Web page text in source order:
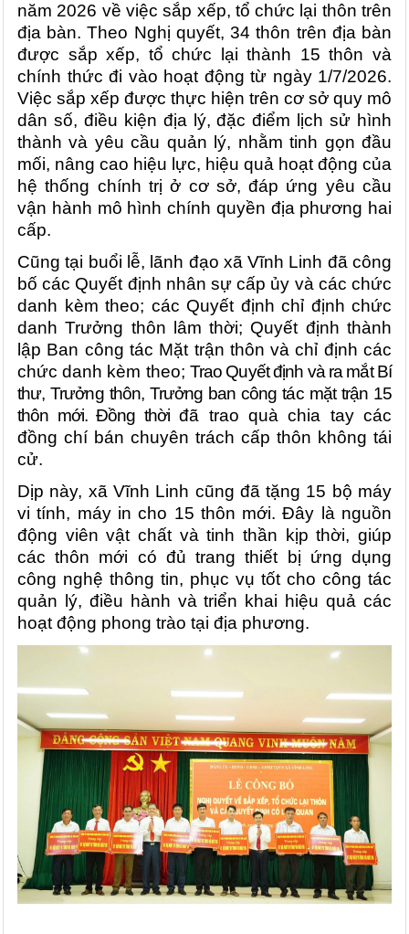
năm 2026 về việc sắp xếp, tổ chức lại thôn trên
địa bàn. Theo Nghị quyết, 34 thôn trên địa bàn
được sắp xếp, tổ chức lại thành 15 thôn và
chính thức đi vào hoạt động từ ngày 1/7/2026.
Việc sắp xếp được thực hiện trên cơ sở quy mô
dân số, điều kiện địa lý, đặc điểm lịch sử hình
thành và yêu cầu quản lý, nhằm tinh gọn đầu
mối, nâng cao hiệu lực, hiệu quả hoạt động của
hệ thống chính trị ở cơ sở, đáp ứng yêu cầu
vận hành mô hình chính quyền địa phương hai
cấp.
Cũng tại buổi lễ, lãnh đạo xã Vĩnh Linh đã công
bố các Quyết định nhân sự cấp ủy và các chức
danh kèm theo; các Quyết định chỉ định chức
danh Trưởng thôn lâm thời; Quyết định thành
lập Ban công tác Mặt trận thôn và chỉ định các
chức danh kèm theo; Trao Quyết định và ra mắt Bí
thư, Trưởng thôn, Trưởng ban công tác mặt trận 15
thôn mới. Đồng thời đã trao quà chia tay các
đồng chí bán chuyên trách cấp thôn không tái
cử.
Dịp này, xã Vĩnh Linh cũng đã tặng 15 bộ máy
vi tính, máy in cho 15 thôn mới. Đây là nguồn
động viên vật chất và tinh thần kịp thời, giúp
các thôn mới có đủ trang thiết bị ứng dụng
công nghệ thông tin, phục vụ tốt cho công tác
quản lý, điều hành và triển khai hiệu quả các
hoạt động phong trào tại địa phương.